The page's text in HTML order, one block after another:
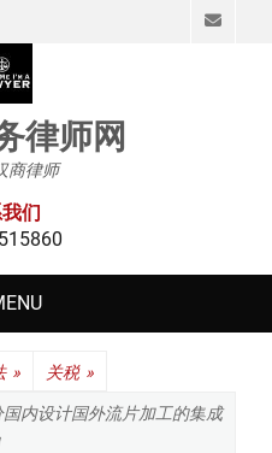
律师网
商律师
们
» 关税 »
内设计国外流片加工的集成